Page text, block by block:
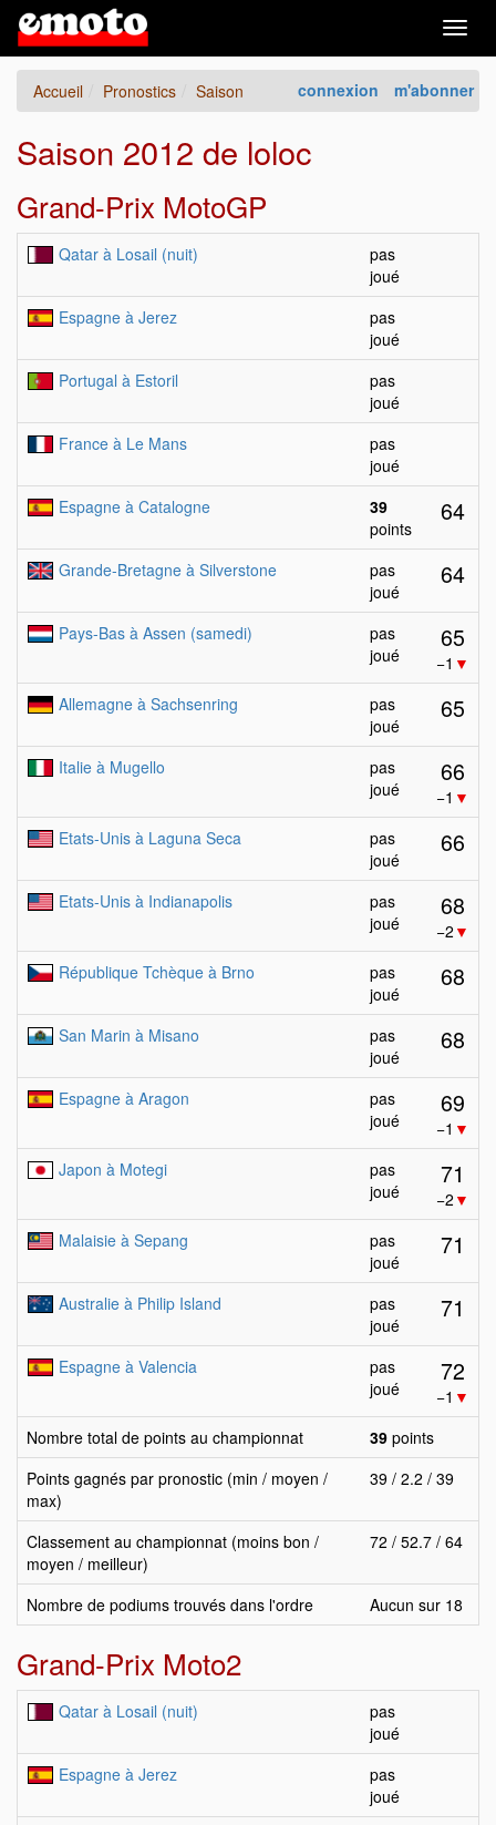
connexion m'abonner
Accueil Pronostics Saison
Saison 2012 de loloc
Grand-Prix MotoGP
Qatar à Losail (nuit)
pas
joué
Espagne à Jerez
pas
joué
Portugal à Estoril
pas
joué
France à Le Mans
pas
joué
Espagne à Catalogne
39
points
64
Grande-Bretagne à Silverstone
pas
joué
64
Pays-Bas à Assen (samedi)
pas
joué
65
−1 ▼
Allemagne à Sachsenring
pas
joué
65
Italie à Mugello
pas
joué
66
−1 ▼
Etats-Unis à Laguna Seca
pas
joué
66
Etats-Unis à Indianapolis
pas
joué
68
−2 ▼
République Tchèque à Brno
pas
joué
68
San Marin à Misano
pas
joué
68
Espagne à Aragon
pas
joué
69
−1 ▼
Japon à Motegi
pas
joué
71
−2 ▼
Malaisie à Sepang
pas
joué
71
Australie à Philip Island
pas
joué
71
Espagne à Valencia
pas
joué
72
−1 ▼
Nombre total de points au championnat
39 points
Points gagnés par pronostic (min / moyen /
max)
39 / 2.2 / 39
Classement au championnat (moins bon /
moyen / meilleur)
72 / 52.7 / 64
Nombre de podiums trouvés dans l'ordre Aucun sur 18
Grand-Prix Moto2
Qatar à Losail (nuit)
pas
joué
Espagne à Jerez
pas
joué